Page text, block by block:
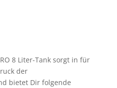
8 Liter-Tank sorgt in für
der
bietet Dir folgende